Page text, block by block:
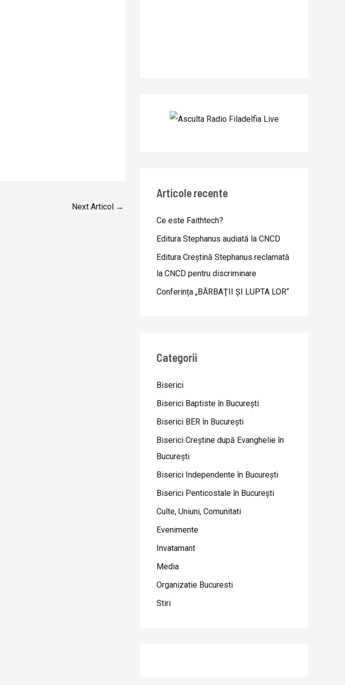
Next Articol →
Articole recente
Ce este Faithtech?
Editura Stephanus audiată la CNCD
Editura Creștină Stephanus reclamată
la CNCD pentru discriminare
Conferința „BĂRBAŢII ŞI LUPTA LOR“
Categorii
Biserici
Biserici Baptiste în Bucureşti
Biserici BER în Bucureşti
Biserici Creştine după Evanghelie în
Bucureşti
Biserici Independente în Bucureşti
Biserici Penticostale în Bucureşti
Culte, Uniuni, Comunitati
Evenimente
Invatamant
Media
Organizatie Bucuresti
Stiri